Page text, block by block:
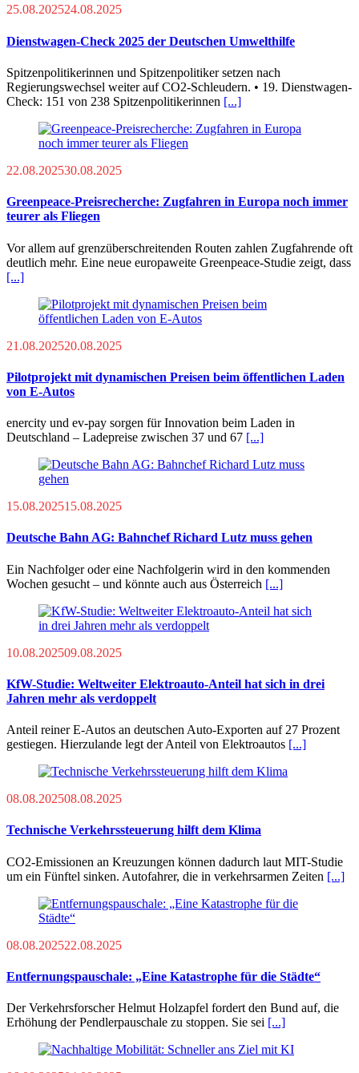
25.08.202524.08.2025
Dienstwagen-Check 2025 der Deutschen Umwelthilfe
Spitzenpolitikerinnen und Spitzenpolitiker setzen nach
Regierungswechsel weiter auf CO2-Schleudern. • 19. Dienstwagen-
Check: 151 von 238 Spitzenpolitikerinnen [...]
22.08.202530.08.2025
Greenpeace-Preisrecherche: Zugfahren in Europa noch immer
teurer als Fliegen
Vor allem auf grenzüberschreitenden Routen zahlen Zugfahrende oft
deutlich mehr. Eine neue europaweite Greenpeace-Studie zeigt, dass
[...]
21.08.202520.08.2025
Pilotprojekt mit dynamischen Preisen beim öffentlichen Laden
von E-Autos
enercity und ev-pay sorgen für Innovation beim Laden in
Deutschland – Ladepreise zwischen 37 und 67 [...]
15.08.202515.08.2025
Deutsche Bahn AG: Bahnchef Richard Lutz muss gehen
Ein Nachfolger oder eine Nachfolgerin wird in den kommenden
Wochen gesucht – und könnte auch aus Österreich [...]
10.08.202509.08.2025
KfW-Studie: Weltweiter Elektroauto-Anteil hat sich in drei
Jahren mehr als verdoppelt
Anteil reiner E-Autos an deutschen Auto-Exporten auf 27 Prozent
gestiegen. Hierzulande legt der Anteil von Elektroautos [...]
08.08.202508.08.2025
Technische Verkehrssteuerung hilft dem Klima
CO2-Emissionen an Kreuzungen können dadurch laut MIT-Studie
um ein Fünftel sinken. Autofahrer, die in verkehrsarmen Zeiten [...]
08.08.202522.08.2025
Entfernungspauschale: „Eine Katastrophe für die Städte“
Der Verkehrsforscher Helmut Holzapfel fordert den Bund auf, die
Erhöhung der Pendlerpauschale zu stoppen. Sie sei [...]